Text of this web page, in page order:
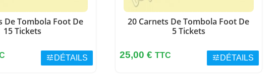
De Tombola Foot De
15 Tickets
tune DÉTAILS
20 Carnets De Tombola Foot De
5 Tickets
Prix
25,00 € TTC tune DÉTAILS